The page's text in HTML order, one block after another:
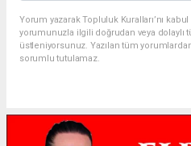
Yorum yazarak Topluluk Kuralları’nı
yorumunuzla ilgili doğrudan veya dolaylı
üstleniyorsunuz. Yazılan tüm
sorumlu tutulamaz.